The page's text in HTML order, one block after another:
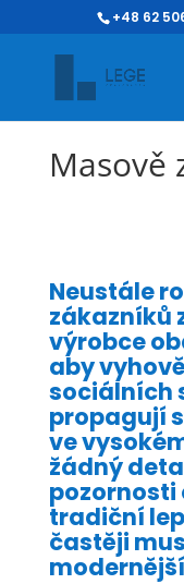
+48 62
Masově
Neustále
zákazníků
výrobce
aby
sociálních
propagují
ve
žádný
pozornosti
tradiční
častěji